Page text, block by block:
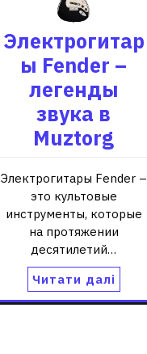
Электрогитар
ы Fender –
легенды
звука в
Muztorg
Электрогитары Fender –
это культовые
инструменты, которые
на протяжении
десятилетий…
Читати далі